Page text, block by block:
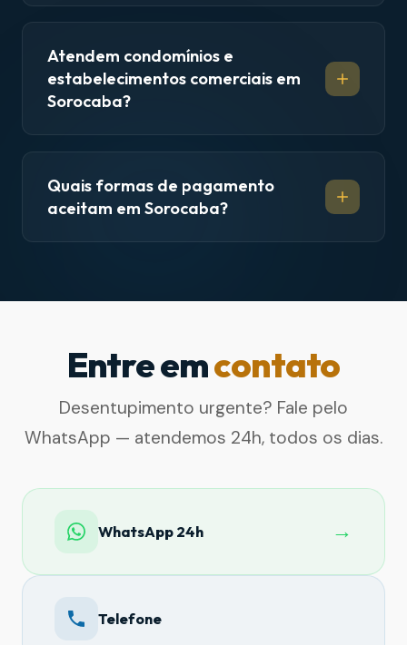
Atendem condomínios e
estabelecimentos comerciais em
Sorocaba?
Quais formas de pagamento
aceitam em Sorocaba?
Entre emcontato
Desentupimento urgente? Fale pelo
WhatsApp — atendemos 24h, todos os dias.
WhatsApp 24h →
Telefone